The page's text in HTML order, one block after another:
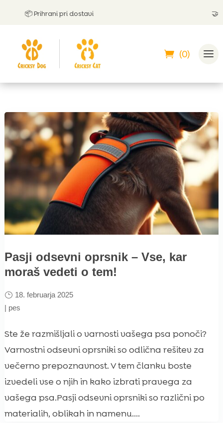
📦 Prihrani pri dostavi
(0)
Pasji odsevni oprsnik – Vse, kar
moraš vedeti o tem!
18. februarja 2025
| pes
Ste že razmišljali o varnosti vašega psa ponoči?
Varnostni odsevni oprsniki so odlična rešitev za
večerno prepoznavnost. V tem članku boste
izvedeli vse o njih in kako izbrati pravega za
vašega psa.Pasji odsevni oprsniki so različni po
materialih, oblikah in namenu....